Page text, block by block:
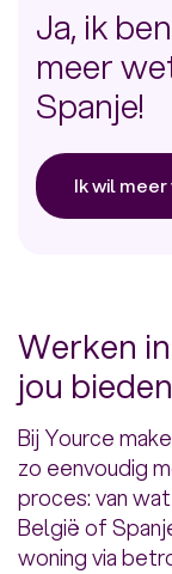
Ja, ik
meer
Spanje!
Ik wil
Werken
jou bieden
Bij Yource
zo eenvoudig
proces: van
België of
woning via